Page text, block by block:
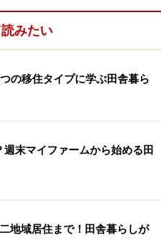
べきポイントは？
ルームが作れるのも、セカ
みたい
の移住タイプに学ぶ田舎暮ら
末マイファームから始める田
地域居住まで！田舎暮らしが